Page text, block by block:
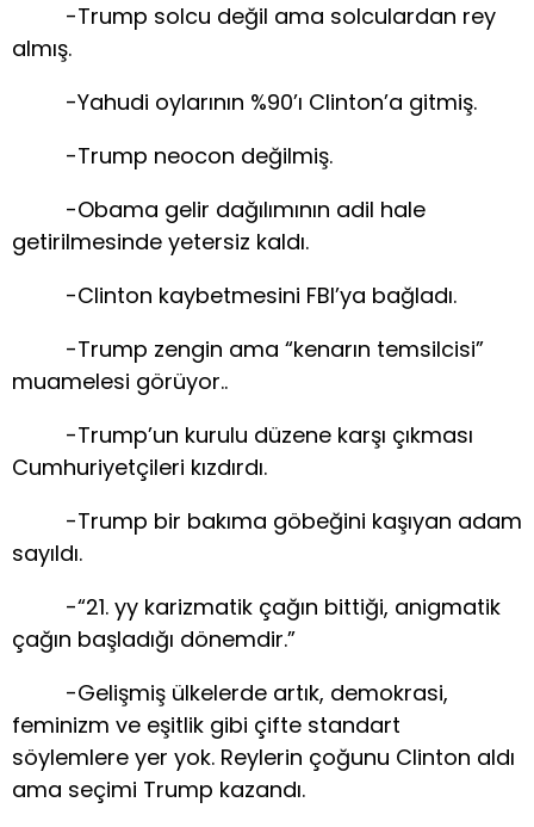
-Trump solcu değil ama solculardan rey
almış.
-Yahudi oylarının %90’ı Clinton’a gitmiş.
-Trump neocon değilmiş.
-Obama gelir dağılımının adil hale
getirilmesinde yetersiz kaldı.
-Clinton kaybetmesini FBI’ya bağladı.
-Trump zengin ama “kenarın temsilcisi”
muamelesi görüyor..
-Trump’un kurulu düzene karşı çıkması
Cumhuriyetçileri kızdırdı.
-Trump bir bakıma göbeğini kaşıyan adam
sayıldı.
-“21. yy karizmatik çağın bittiği, anigmatik
çağın başladığı dönemdir.”
-Gelişmiş ülkelerde artık, demokrasi,
feminizm ve eşitlik gibi çifte standart
söylemlere yer yok. Reylerin çoğunu Clinton aldı
ama seçimi Trump kazandı.